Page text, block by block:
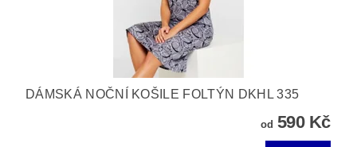
DÁMSKÁ NOČNÍ KOŠILE FOLTÝN DKHL 335
od 590 Kč